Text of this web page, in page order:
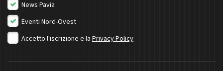
News Pavia
Eventi Nord-Ovest
Accetto l'iscrizione e la Privacy Policy